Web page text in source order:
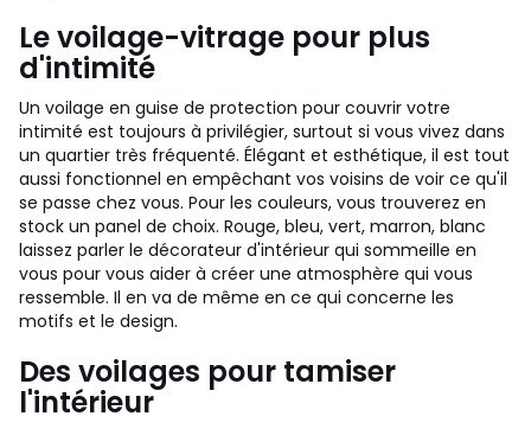
Le voilage-vitrage pour plus
d'intimité
Un voilage en guise de protection pour couvrir votre
intimité est toujours à privilégier, surtout si vous vivez dans
un quartier très fréquenté. Élégant et esthétique, il est tout
aussi fonctionnel en empêchant vos voisins de voir ce qu'il
se passe chez vous. Pour les couleurs, vous trouverez en
stock un panel de choix. Rouge, bleu, vert, marron, blanc
laissez parler le décorateur d'intérieur qui sommeille en
vous pour vous aider à créer une atmosphère qui vous
ressemble. Il en va de même en ce qui concerne les
motifs et le design.
Des voilages pour tamiser
l'intérieur